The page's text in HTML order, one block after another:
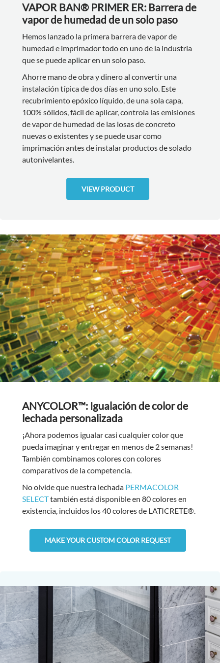
VAPOR BAN® PRIMER ER: Barrera de
vapor de humedad de un solo paso
Hemos lanzado la primera barrera de vapor de
humedad e imprimador todo en uno de la industria
que se puede aplicar en un solo paso.
Ahorre mano de obra y dinero al convertir una
instalación típica de dos días en uno solo. Este
recubrimiento epóxico líquido, de una sola capa,
100% sólidos, fácil de aplicar, controla las emisiones
de vapor de humedad de las losas de concreto
nuevas o existentes y se puede usar como
imprimación antes de instalar productos de solado
autonivelantes.
VIEW PRODUCT
ANYCOLOR™: Igualación de color de
lechada personalizada
¡Ahora podemos igualar casi cualquier color que
pueda imaginar y entregar en menos de 2 semanas!
También combinamos colores con colores
comparativos de la competencia.
No olvide que nuestra lechada PERMACOLOR
SELECTtambién está disponible en 80 colores en
existencia, incluidos los 40 colores de LATICRETE®.
MAKE YOUR CUSTOM COLOR REQUEST